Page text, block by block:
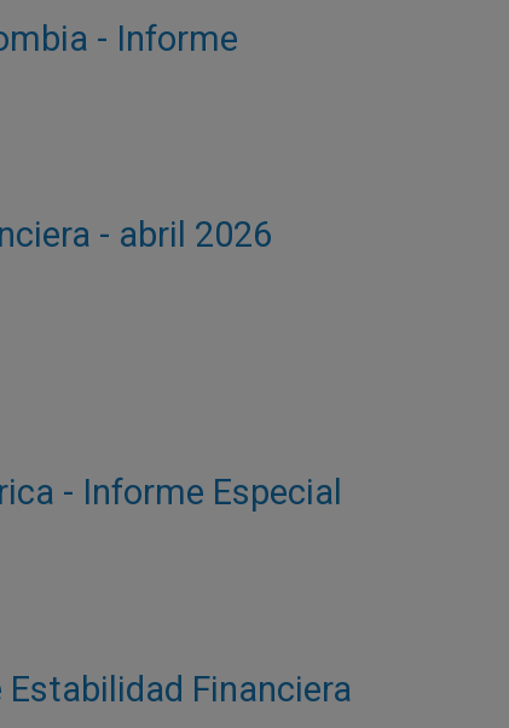
- Informe
- abril 2026
- Informe Especial
Financiera